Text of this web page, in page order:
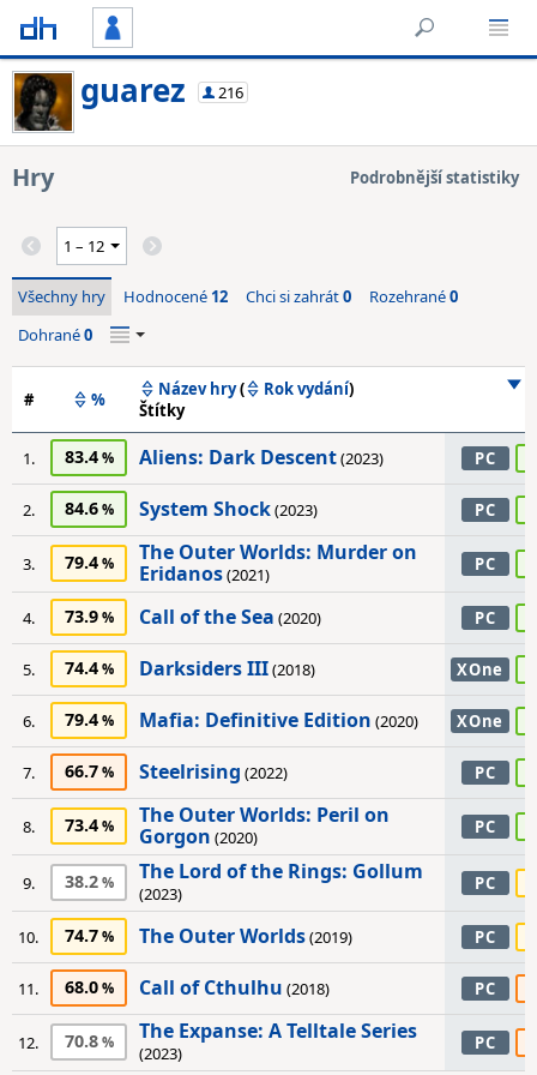
guarez 216
Hry Podrobnější statistiky
Všechny hry Hodnocené 12 Chci si zahrát0 Rozehrané0
Dohrané0
# % Název hry( Rok vydání)
Štítky
1. 83.4 Aliens: Dark Descent(2023) PC
2. 84.6 System Shock(2023) PC
3. 79.4
The Outer Worlds: Murder on
Eridanos(2021) PC
4. 73.9 Call of the Sea (2020) PC
5. 74.4 Darksiders III(2018) XOne
6. 79.4 Mafia: Definitive Edition (2020) XOne
7. 66.7 Steelrising (2022) PC
8. 73.4
The Outer Worlds: Peril on
Gorgon (2020) PC
9. 38.2 The Lord of the Rings: Gollum
(2023) PC
10. 74.7 The Outer Worlds(2019) PC
11. 68.0 Call of Cthulhu (2018) PC
12. 70.8 The Expanse: A Telltale Series
(2023) PC